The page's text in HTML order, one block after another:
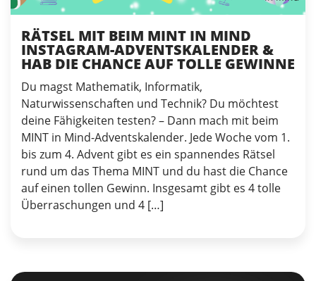
RÄTSEL MIT BEIM MINT IN MIND
INSTAGRAM-ADVENTSKALENDER &
HAB DIE CHANCE AUF TOLLE GEWINNE
Du magst Mathematik, Informatik,
Naturwissenschaften und Technik? Du möchtest
deine Fähigkeiten testen? – Dann mach mit beim
MINT in Mind-Adventskalender. Jede Woche vom 1.
bis zum 4. Advent gibt es ein spannendes Rätsel
rund um das Thema MINT und du hast die Chance
auf einen tollen Gewinn. Insgesamt gibt es 4 tolle
Überraschungen und 4 […]